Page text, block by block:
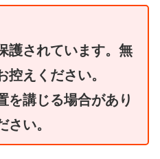
護されています。無
控えください。
を講じる場合があり
さい。